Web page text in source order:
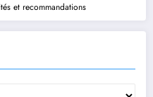
et recommandations